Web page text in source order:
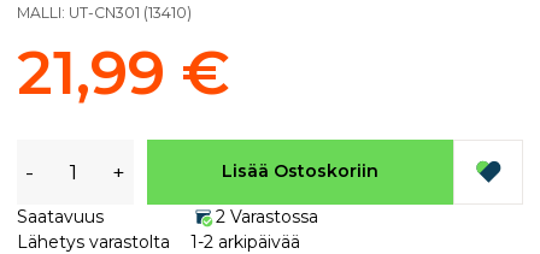
MALLI: UT-CN301 (13410)
21,99 €
- + Lisää Ostoskoriin
Saatavuus
2 Varastossa
Lähetys varastolta
1-2 arkipäivää